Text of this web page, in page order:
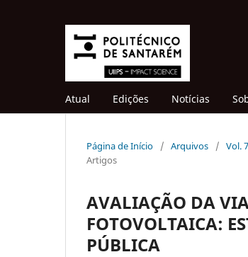
Atual Edições Notícias
Página de Início / Arquivos / Vol.
Artigos
AVALIAÇÃO DA
FOTOVOLTAICA:
PÚBLICA